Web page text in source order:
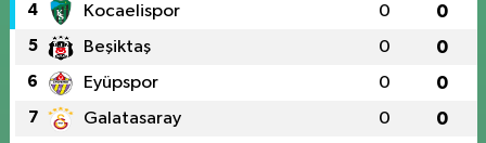
4 Kocaelispor 0 0
5 Beşiktaş 0 0
6 Eyüpspor 0 0
7 Galatasaray 0 0